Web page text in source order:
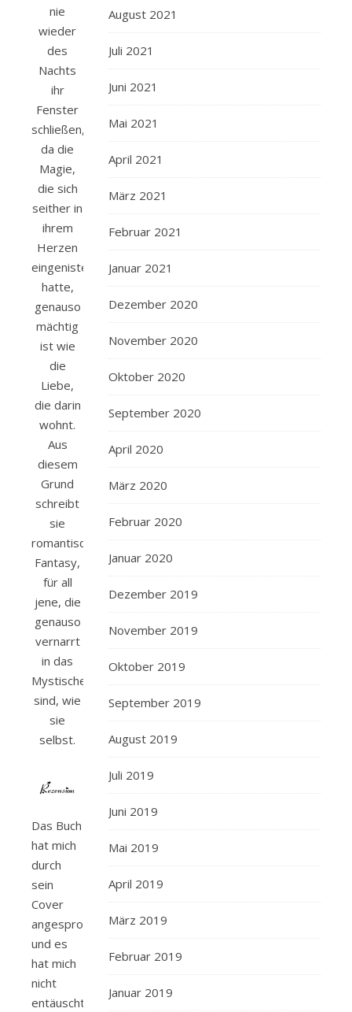
nie
wieder
des
Nachts
ihr
Fenster
schließen,
da die
Magie,
die sich
seither in
ihrem
Herzen
eingenistet
hatte,
genauso
mächtig
ist wie
die
Liebe,
die darin
wohnt.
Aus
diesem
Grund
schreibt
sie
romantische
Fantasy,
für all
jene, die
genauso
vernarrt
in das
Mystische
sind, wie
sie
selbst.
Das Buch
hat mich
durch
sein
Cover
angesprochen
und es
hat mich
nicht
entäuscht.
August 2021
Juli 2021
Juni 2021
Mai 2021
April 2021
März 2021
Februar 2021
Januar 2021
Dezember 2020
November 2020
Oktober 2020
September 2020
April 2020
März 2020
Februar 2020
Januar 2020
Dezember 2019
November 2019
Oktober 2019
September 2019
August 2019
Juli 2019
Juni 2019
Mai 2019
April 2019
März 2019
Februar 2019
Januar 2019